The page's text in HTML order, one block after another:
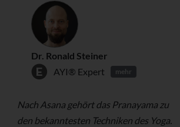
Dr. Ronald Steiner
AYI® Expert
mehr
Nach Asana gehört das Pranayama zu
den bekanntesten Techniken des Yoga.